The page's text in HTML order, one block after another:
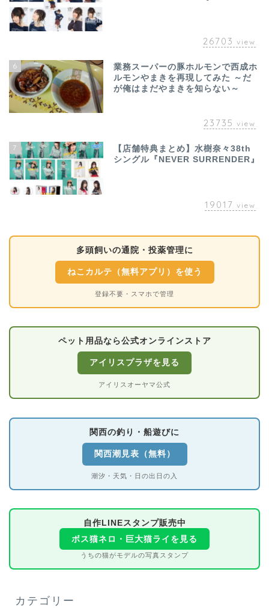
26703 view
6
業務スーパーの豚ホルモンで西成ホ
ルモンやまきを再現してみた ～だ
が俺はまだやまきを知らない～
23735 view
7
【店舗特典まとめ】水樹奈々38th
シングル『NEVER SURRENDER』
19017 view
多頭飼いの通院・投薬管理に
ねこカルテ（無料アプリ）を使う
登録不要・スマホで管理
ペット用品なら公式オンラインストア
アイリスプラザを見る
アイリスオーヤマ公式
関西の釣り・船遊びに
関西潮見表（無料）
潮汐・天気・日の出日の入
自作LINEスタンプ販売中
ボス猫ネロ・巨大猫ライを見る
うちの猫がモデルの写真スタンプ
カテゴリー